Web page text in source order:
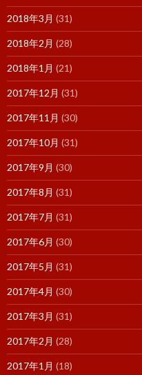
2018年3月 (31)
2018年2月 (28)
2018年1月 (21)
2017年12月 (31)
2017年11月 (30)
2017年10月 (31)
2017年9月 (30)
2017年8月 (31)
2017年7月 (31)
2017年6月 (30)
2017年5月 (31)
2017年4月 (30)
2017年3月 (31)
2017年2月 (28)
2017年1月 (18)